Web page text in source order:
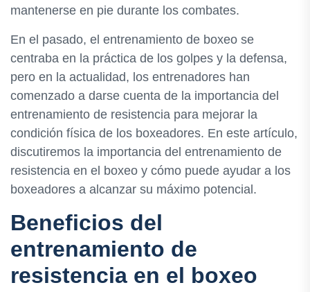
mantenerse en pie durante los combates.
En el pasado, el entrenamiento de boxeo se
centraba en la práctica de los golpes y la defensa,
pero en la actualidad, los entrenadores han
comenzado a darse cuenta de la importancia del
entrenamiento de resistencia para mejorar la
condición física de los boxeadores. En este artículo,
discutiremos la importancia del entrenamiento de
resistencia en el boxeo y cómo puede ayudar a los
boxeadores a alcanzar su máximo potencial.
Beneficios del
entrenamiento de
resistencia en el boxeo